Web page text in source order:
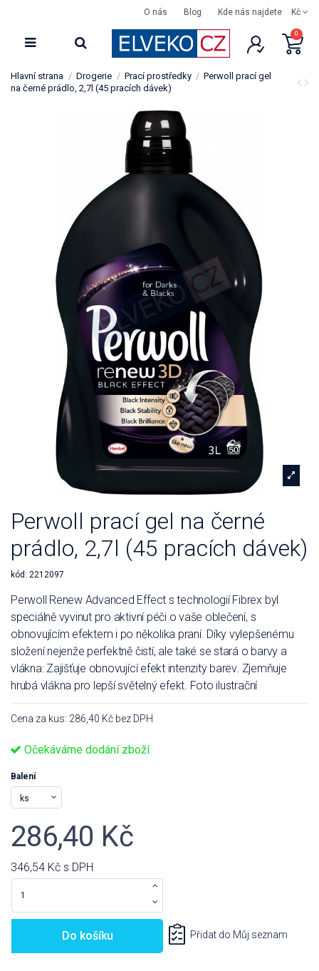
O nás Blog Kde nás najdete Kč
0
Hlavní strana Drogerie Prací prostředky
Perwoll prací gel
na černé prádlo, 2,7l (45 pracích dávek)
Perwoll prací gel na černé
prádlo, 2,7l (45 pracích dávek)
kód: 2212097
Perwoll Renew Advanced Effect s technologií Fibrex byl
speciálně vyvinut pro aktivní péči o vaše oblečení, s
obnovujícím efektem i po několika praní. Díky vylepšenému
složení nejenže perfektně čistí, ale také se stará o barvy a
vlákna: Zajišťuje obnovující efekt intenzity barev. Zjemňuje
hrubá vlákna pro lepší světelný efekt. Foto ilustrační
Cena za kus: 286,40 Kč bez DPH
Očekáváme dodání zboží
Balení
286,40 Kč
346,54 Kč s DPH
Do košíku Přidat do Můj seznam